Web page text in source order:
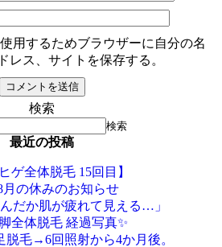
用するためブラウザーに自分の名
レス、サイトを保存する。
検索
検索
最近の投稿
ヒゲ全体脱毛 15回目】
月の休みのお知らせ
んだか肌が疲れて見える…」
全体脱毛 経過写真✨
脱毛→6回照射から4か月後。